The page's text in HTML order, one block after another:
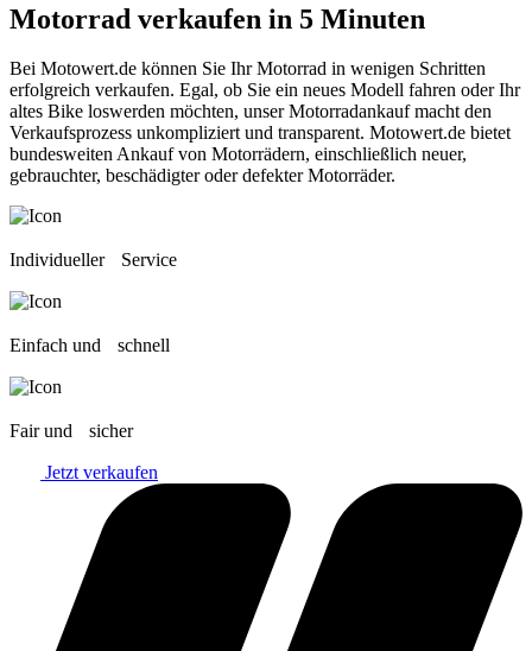
Motorrad verkaufen in 5 Minuten
Bei Motowert.de können Sie Ihr Motorrad in wenigen Schritten
erfolgreich verkaufen. Egal, ob Sie ein neues Modell fahren oder Ihr
altes Bike loswerden möchten, unser Motorradankauf macht den
Verkaufsprozess unkompliziert und transparent. Motowert.de bietet
bundesweiten Ankauf von Motorrädern, einschließlich neuer,
gebrauchter, beschädigter oder defekter Motorräder.
Individueller Service
Einfach und schnell
Fair und sicher
Jetzt verkaufen